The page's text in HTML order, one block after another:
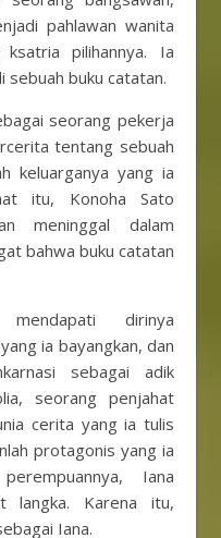
pahlawan wanita
pilihannya. Ia
sebuah buku catatan.
seorang pekerja
tentang sebuah
keluarganya yang ia
itu, Konoha Sato
meninggal dalam
bahwa buku catatan
dirinya
ia bayangkan, dan
sebagai adik
seorang penjahat
cerita yang ia tulis
protagonis yang ia
Iana
langka. Karena itu,
Iana.